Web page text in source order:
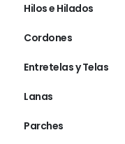
Hilos e Hilados
Cordones
Entretelas y Telas
Lanas
Parches